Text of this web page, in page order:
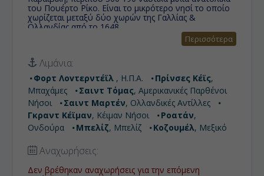
του Πουέρτο Ρίκο. Είναι το μικρότερο νησί το οποίο
χωρίζεται μεταξύ δύο χωρών της Γαλλίας &
Ολλανδίας από το 1648.
Πόλη στην αμερικανική
πολιτεία της Φλόριντα, στις ακτές του Ατλαντικού 37
χιλιόμετρα βόρεια του Μαϊάμι και Δημοφιλής
τουριστικός προορισμός.
• Γκραντ Κέϊμαν:Δίπλα στις πολύβουες αποβάθρες
θα βρείτε ησυχία και γαλήνη γνωστή και ως πόλη των
σαλαχιών, εκεί όπου τα σαλάχια κολυμπούν δίπλα
σας στα ήρεμα νερά.
• Ροατάν:Bρίσκεται μεταξύ των νησιών της Útila και
Guanaja, είναι το μεγαλύτερο της Ονδούρας. Το νησί
ήταν παλαιότερα γνωστό ως Ruatan ή Rattan.
γνώμονα την οικονομία της Μπελίζ υπήρξαν
σημαντικά, καθώς για πρώτη φορά στην ιστορία του,
το Μπελίζ τη χρονιά του 2012 καλωσόρισε ένα
Περισσότερα
Λιμάνια:
Φορτ Λοvτερντέϊλ , Η.Π.Α. Πρίνσες Κέϊς,
Μπαχάμες
Σαιντ Τόμας, Αμερικανικές Παρθένοι
Νήσοι
Σαιντ Μαρτέν, Ολλανδικές Αντίλλες
Γκραντ Κέϊμαν, Κέιμαν Νήσοι Ροατάν,
Ονδούρα
Μπελίζ, Μπελίζ Κοζουμέλ, Μεξικό
Αναχωρήσεις:
Δεν βρέθηκαν αναχωρήσεις για την επόμενη